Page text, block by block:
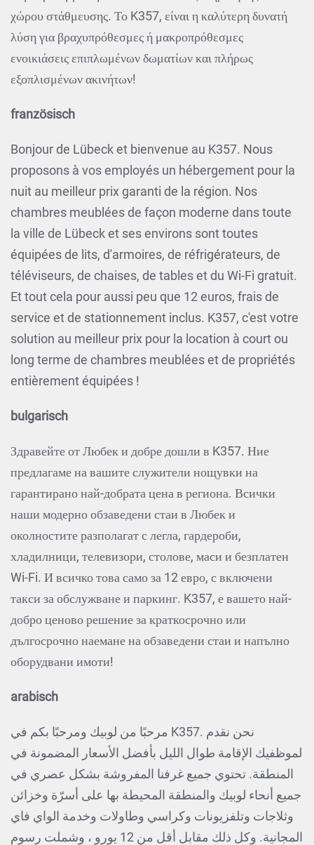
χώρου στάθμευσης. Το K357, είναι η καλύτερη δυνατή
λύση για βραχυπρόθεσμες ή μακροπρόθεσμες
ενοικιάσεις επιπλωμένων δωματίων και πλήρως
εξοπλισμένων ακινήτων!
französisch
Bonjour de Lübeck et bienvenue au K357. Nous
proposons à vos employés un hébergement pour la
nuit au meilleur prix garanti de la région. Nos
chambres meublées de façon moderne dans toute
la ville de Lübeck et ses environs sont toutes
équipées de lits, d'armoires, de réfrigérateurs, de
téléviseurs, de chaises, de tables et du Wi-Fi gratuit.
Et tout cela pour aussi peu que 12 euros, frais de
service et de stationnement inclus. K357, c'est votre
solution au meilleur prix pour la location à court ou
long terme de chambres meublées et de propriétés
entièrement équipées !
bulgarisch
Здравейте от Любек и добре дошли в K357. Ние
предлагаме на вашите служители нощувки на
гарантирано най-добрата цена в региона. Всички
наши модерно обзаведени стаи в Любек и
околностите разполагат с легла, гардероби,
хладилници, телевизори, столове, маси и безплатен
Wi-Fi. И всичко това само за 12 евро, с включени
такси за обслужване и паркинг. K357, е вашето най-
добро ценово решение за краткосрочно или
дългосрочно наемане на обзаведени стаи и напълно
оборудвани имоти!
arabisch
مرحبًا من لوبيك ومرحبًا بكم في K357. نحن نقدم
لموظفيك الإقامة طوال الليل بأفضل الأسعار المضمونة في
المنطقة. تحتوي جميع غرفنا المفروشة بشكل عصري في
جميع أنحاء لوبيك والمنطقة المحيطة بها على أسرّة وخزائن
وثلاجات وتلفزيونات وكراسي وطاولات وخدمة الواي فاي
المجانية. وكل ذلك مقابل أقل من 12 يورو ، وشملت رسوم